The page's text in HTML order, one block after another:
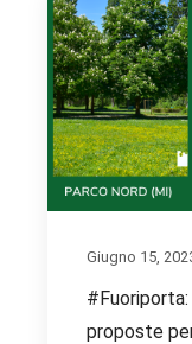
Giugno 15,
proposte